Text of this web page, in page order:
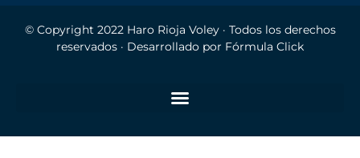
© Copyright 2022 Haro Rioja Voley· Todos los derechos
reservados · Desarrollado por Fórmula Click